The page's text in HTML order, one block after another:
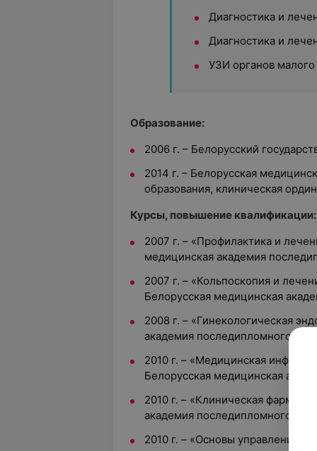
Диагностика и
Диагностика и
УЗИ органов малого
Образование:
2006 г. – Белорусский
2014 г. – Белорусская
образования, клиническая
Курсы, повышение квалификации:
2007 г. – «Профилактика и
медицинская академия
2007 г. – «Кольпоскопия и
Белорусская медицинская
2008 г. – «Гинекологическая
академия последипломного
2010 г. – «Медицинская
Белорусская медицинская
2010 г. – «Клиническая
академия последипломного
2010 г. – «Основы управления